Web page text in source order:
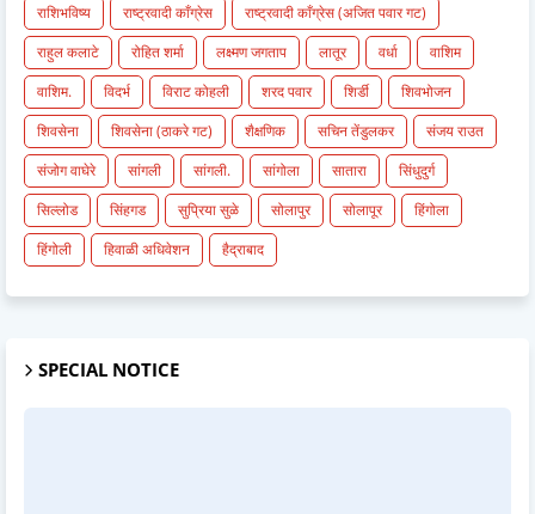
राशिभविष्य
राष्ट्रवादी काँग्रेस
राष्ट्रवादी काँग्रेस (अजित पवार गट)
राहुल कलाटे
रोहित शर्मा लक्ष्मण जगताप लातूर वर्धा
वाशिम
वाशिम.
विदर्भ विराट कोहली शरद पवार शिर्डी
शिवभोजन
शिवसेना
शिवसेना (ठाकरे गट) शैक्षणिक सचिन तेंडुलकर
संजय राउत
संजोग वाघेरे
सांगली सांगली. सांगोला सातारा
सिंधुदुर्ग
सिल्लोड
सिंहगड सुप्रिया सुळे सोलापुर सोलापूर
हिंगोला
हिंगोली
हिवाळी अधिवेशन हैद्राबाद
SPECIAL NOTICE